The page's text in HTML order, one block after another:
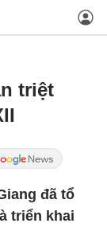
triệt
đã tổ
triển khai